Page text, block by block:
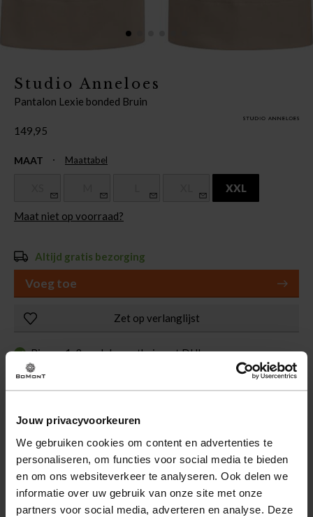
Jouw privacyvoorkeuren
We gebruiken cookies om content en advertenties te
personaliseren, om functies voor social media te bieden
en om ons websiteverkeer te analyseren. Ook delen we
informatie over uw gebruik van onze site met onze
partners voor social media, adverteren en analyse. Deze
Studio Anneloes
Pantalon Lexie bonded Bruin
149,95
MAAT Maattabel
XXL
Maat niet op voorraad?
Altijd gratis bezorging
Voeg toe
Zet op verlanglijst
Binnen 1-3 werkdagen thuis met DHL
Spaar voor korting
30 Dagen Retourneren
Omschrijving
De pantalon bonded van Studio Anneloes is een effen